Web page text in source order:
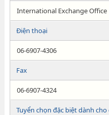
International Exchange Office
Điện thoại
06-6907-4306
Fax
06-6907-4324
Tuyển chọn đặc biệt dành cho